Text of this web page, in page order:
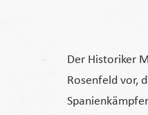
Der Historiker
Rosenfeld vor,